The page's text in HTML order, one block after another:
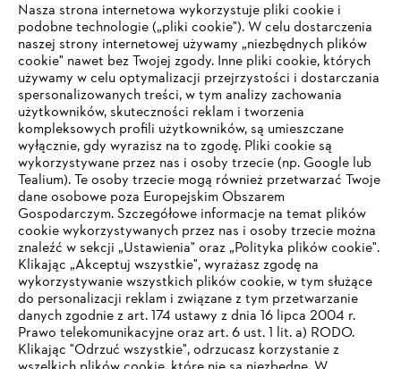
Akcesoria
Akcesoria do produktów
TWOJA PRZEGLĄDARKA NIE JEST
Nasza strona internetowa wykorzystuje pliki cookie i
podobne technologie („pliki cookie"). W celu dostarczenia
naszej strony internetowej używamy „niezbędnych plików
cookie" nawet bez Twojej zgody. Inne pliki cookie, których
używamy w celu optymalizacji przejrzystości i dostarczania
spersonalizowanych treści, w tym analizy zachowania
użytkowników, skuteczności reklam i tworzenia
kompleksowych profili użytkowników, są umieszczane
wyłącznie, gdy wyrazisz na to zgodę. Pliki cookie są
wykorzystywane przez nas i osoby trzecie (np. Google lub
Tealium). Te osoby trzecie mogą również przetwarzać Twoje
dane osobowe poza Europejskim Obszarem
Gospodarczym. Szczegółowe informacje na temat plików
cookie wykorzystywanych przez nas i osoby trzecie można
znaleźć w sekcji „Ustawienia" oraz „Polityka plików cookie".
Klikając „Akceptuj wszystkie", wyrażasz zgodę na
wykorzystywanie wszystkich plików cookie, w tym służące
do personalizacji reklam i związane z tym przetwarzanie
danych zgodnie z art. 174 ustawy z dnia 16 lipca 2004 r.
Prawo telekomunikacyjne oraz art. 6 ust. 1 lit. a) RODO.
Klikając "Odrzuć wszystkie", odrzucasz korzystanie z